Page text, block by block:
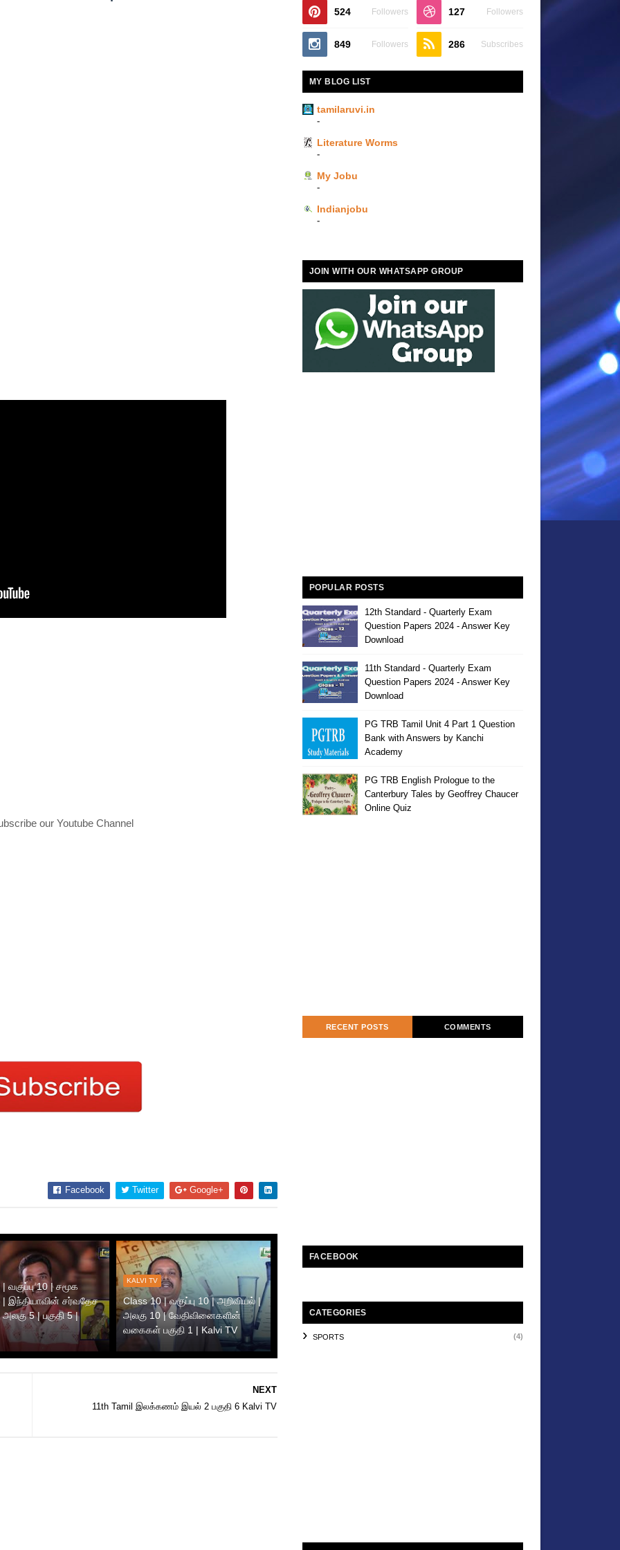
our Youtube Channel
Facebook Twitter Google+
வகுப்பு 10 | சமூக
| இந்தியாவின் சர்வதேச
5 | பகுதி 5 |
KALVI TV
Class 10 | வகுப்பு 10 | அறிவியல் |
அலகு 10 | வேதிவினைகளின்
வகைகள் பகுதி 1 | Kalvi TV
NEXT
11th Tamil இலக்கணம் இயல் 2 பகுதி 6 Kalvi TV
524 Followers 127 Followers
849 Followers 286 Subscribes
MY BLOG LIST
tamilaruvi.in
-
Literature Worms
-
My Jobu
-
Indianjobu
-
JOIN WITH OUR WHATSAPP GROUP
POPULAR POSTS
12th Standard - Quarterly Exam
Question Papers 2024 - Answer Key
Download
11th Standard - Quarterly Exam
Question Papers 2024 - Answer Key
Download
PG TRB Tamil Unit 4 Part 1 Question
Bank with Answers by Kanchi
Academy
PG TRB English Prologue to the
Canterbury Tales by Geoffrey Chaucer
Online Quiz
RECENT POSTS COMMENTS
FACEBOOK
CATEGORIES
SPORTS (4)